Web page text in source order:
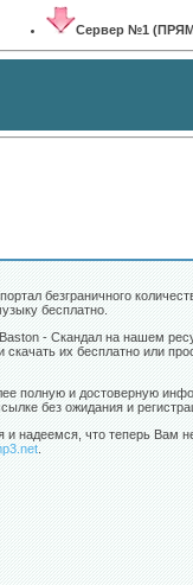
Сервер №1
безграничного
бесплатно.
- Скандал на нашем
их бесплатно или
полную и достоверную
без ожидания и
и надеемся, что теперь
.